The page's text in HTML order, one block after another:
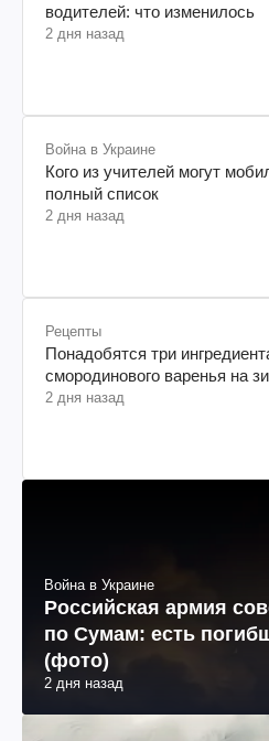
водителей: что изменилось
2 дня назад
Война в Украине
Кого из учителей могут
полный список
2 дня назад
Рецепты
Понадобятся три
смородинового варенья на
2 дня назад
Война в Украине
Российская армия
по Сумам: есть
(фото)
2 дня назад